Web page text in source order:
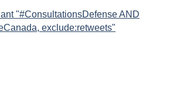
"#ConsultationsDefense AND
exclude:retweets"